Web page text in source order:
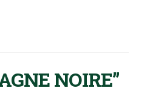
NOIRE”